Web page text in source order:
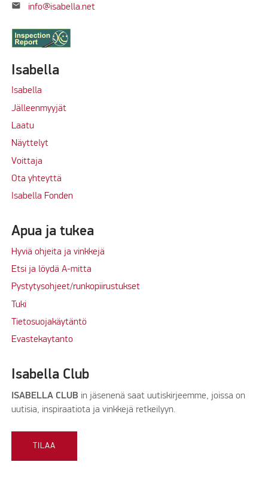
mail info@isabella.net
Isabella
Isabella
Jälleenmyyjät
Laatu
Näyttelyt
Voittaja
Ota yhteyttä
Isabella Fonden
Apua ja tukea
Hyviä ohjeita ja vinkkejä
Etsi ja löydä A-mitta
Pystytysohjeet/runkopiirustukset
Tuki
Tietosuojakäytäntö
Evastekaytanto
Isabella Club
ISABELLA CLUB in jäsenenä saat uutiskirjeemme, joissa on
uutisia, inspiraatiota ja vinkkejä retkeilyyn.
TILAA